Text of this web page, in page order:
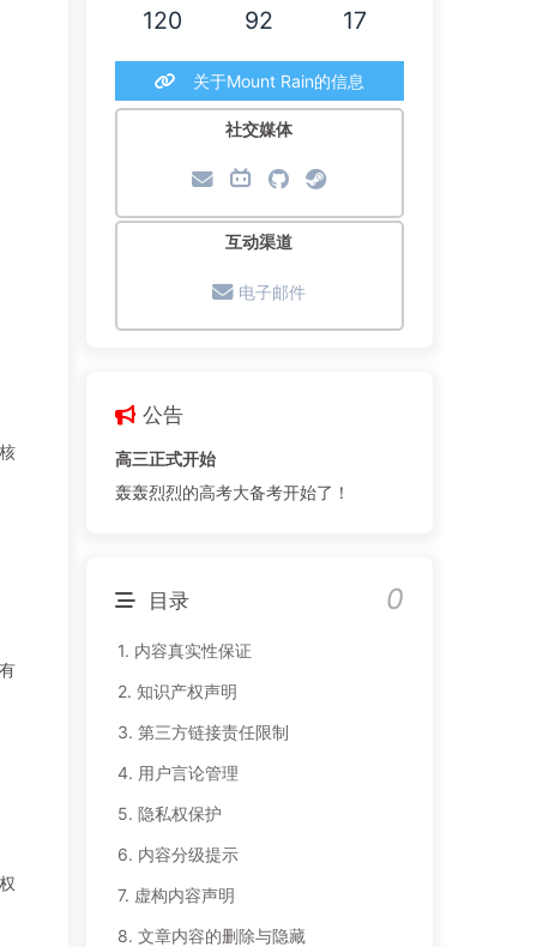
120 92 17
关于Mount Rain的信息
社交媒体
互动渠道
电子邮件
公告
高三正式开始
轰轰烈烈的高考大备考开始了！
目录 0
1. 内容真实性保证
2. 知识产权声明
3. 第三方链接责任限制
4. 用户言论管理
5. 隐私权保护
6. 内容分级提示
7. 虚构内容声明
8. 文章内容的删除与隐藏